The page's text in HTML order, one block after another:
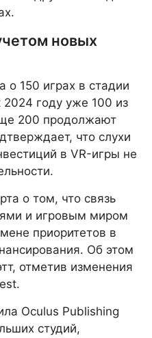
новых
о 150 играх в стадии
2024 году уже 100 из
200 продолжают
что слухи
в VR-игры не
о том, что связь
и игровым миром
приоритетов в
Об этом
отметив изменения
Oculus Publishing
студий,